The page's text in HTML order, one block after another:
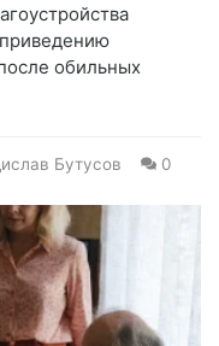
обильных
Бутусов 0